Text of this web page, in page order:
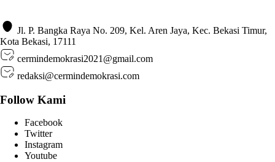
Jl. P. Bangka Raya No. 209, Kel. Aren Jaya, Kec. Bekasi Timur,
Kota Bekasi, 17111
cermindemokrasi2021@gmail.com
redaksi@cermindemokrasi.com
Follow Kami
Facebook
Twitter
Instagram
Youtube